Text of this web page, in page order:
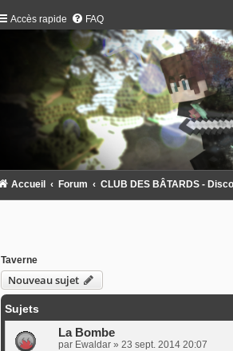
Accès rapide FAQ
Accueil Forum CLUB DES BÂTARDS -
Taverne
Nouveau sujet
Sujets
La Bombe
par Ewaldar» 23 sept. 2014 20:07